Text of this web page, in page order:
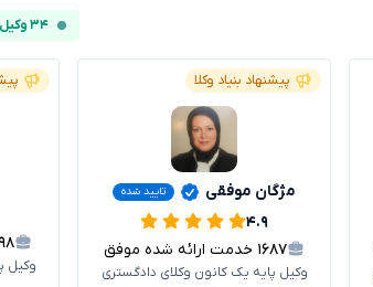
۳۴ وکیل آنلاین
پیشنهاد بنیاد وکلا
مژگان موفقی تایید شده
۴.۹
۱۶۸۷ خدمت ارائه شده موفق
وکیل پایه یک کانون وکلای دادگستری وکیل